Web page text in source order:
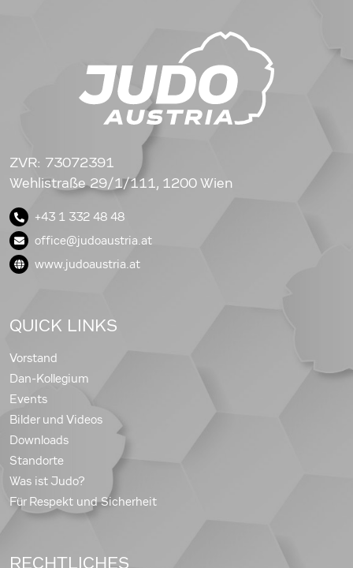
ZVR: 73072391
Wehlistraße 29/1/111, 1200 Wien
+43 1 332 48 48
office@judoaustria.at
www.judoaustria.at
QUICK LINKS
Vorstand
Dan-Kollegium
Events
Bilder und Videos
Downloads
Standorte
Was ist Judo?
Für Respekt und Sicherheit
RECHTLICHES